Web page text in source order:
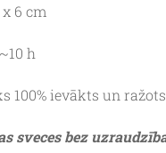
x 6 cm
~10 h
100% ievākts un
sveces bez